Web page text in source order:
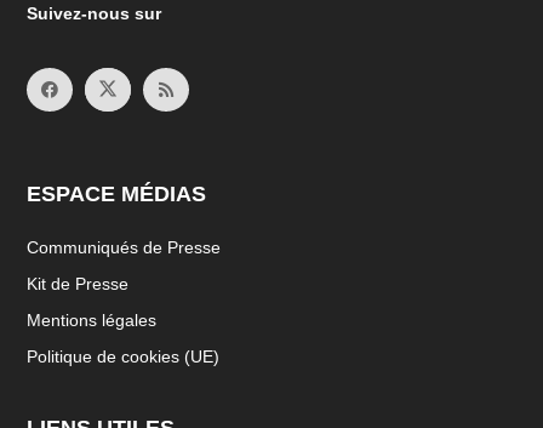
Suivez-nous sur
ESPACE MÉDIAS
Communiqués de Presse
Kit de Presse
Mentions légales
Politique de cookies (UE)